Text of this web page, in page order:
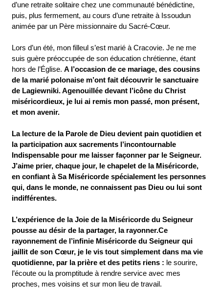
d’une retraite solitaire chez une communauté bénédictine,
puis, plus fermement, au cours d’une retraite à Issoudun
animée par un Père missionnaire du Sacré-Cœur.
Lors d’un été, mon filleul s’est marié à Cracovie. Je ne me
suis guère préoccupée de son éducation chrétienne, étant
hors de l’Église. A l’occasion de ce mariage, des cousins
de la marié polonaise m’ont fait découvrir le sanctuaire
de Lagiewniki. Agenouillée devant l’icône du Christ
miséricordieux, je lui ai remis mon passé, mon présent,
et mon avenir.
La lecture de la Parole de Dieu devient pain quotidien et
la participation aux sacrements l’incontournable
Indispensable pour me laisser façonner par le Seigneur.
J’aime prier, chaque jour, le chapelet de la Miséricorde,
en confiant à Sa Miséricorde spécialement les personnes
qui, dans le monde, ne connaissent pas Dieu ou lui sont
indifférentes.
L’expérience de la Joie de la Miséricorde du Seigneur
pousse au désir de la partager, la rayonner.Ce
rayonnement de l’infinie Miséricorde du Seigneur qui
jaillit de son Cœur, je le vis tout simplement dans ma vie
quotidienne, par la prière et des petits riens : le sourire,
l’écoute ou la promptitude à rendre service avec mes
proches, mes voisins et sur mon lieu de travail.